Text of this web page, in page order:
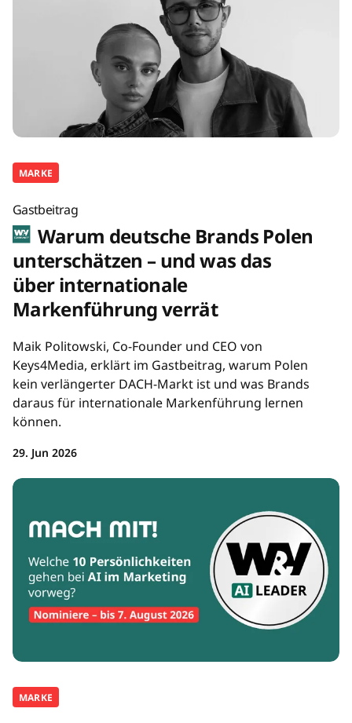
MARKE
Gastbeitrag
Warum deutsche Brands Polen
unterschätzen – und was das
über internationale
Markenführung verrät
Maik Politowski, Co-Founder und CEO von
Keys4Media, erklärt im Gastbeitrag, warum Polen
kein verlängerter DACH-Markt ist und was Brands
daraus für internationale Markenführung lernen
können.
29. Jun 2026
MARKE